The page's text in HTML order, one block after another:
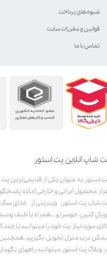
شاپ آنلاین پت استور
محصول ایرانی و خارجی آماده
شاپ پت استور، ویترینی از غذای سگ
کنین، جوسرا و .. همراه با طیف
مورد نیاز پت خود را میتوانید با
درب منزل تحویل بگیرید. همچنین
وبلاگ پت استور میتوانید راههای
شیوه‌های پرداخت
قوانین و مقررات سایت
تماس با ما